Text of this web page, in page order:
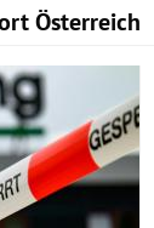
Österreich